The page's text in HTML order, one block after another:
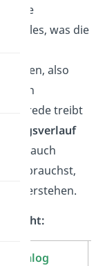
Diese
alles, was die
sagen, also
auch
treibt
dir auch
du brauchst,
zu verstehen.
Dialog